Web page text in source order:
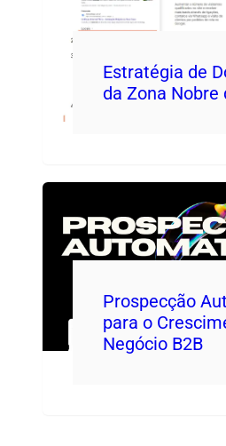
Estratégia de
da Zona Nobre
Prospecção
para o
Negócio B2B